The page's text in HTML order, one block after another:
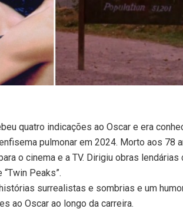
quatro indicações ao Oscar e era
pulmonar em 2024. Morto aos 78
o cinema e a TV. Dirigiu obras
Peaks”.
surrealistas e sombrias e um
ao Oscar ao longo da carreira.